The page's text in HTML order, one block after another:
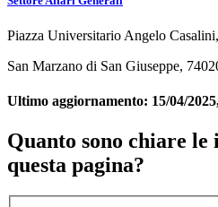
Piazza Universitario Angelo
San Marzano di San Giuseppe,
Ultimo aggiornamento: 15/04/
Quanto sono chiare
questa pagina?